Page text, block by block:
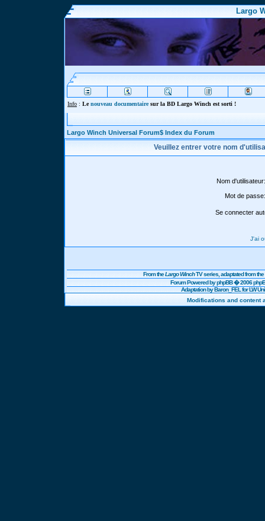
Largo
Info : Lenouveau documentairesur la BD Largo Winch est sorti !
Largo Winch Universal Forum$ Index du Forum
Veuillez entrer votre nom
Nom d'utilisateur:
Mot de passe:
Se connecter
J'ai
From theLargo WinchTV series, adaptated from
Forum Powered byphpBB� 2006
Adaptation by Baron_FEL for LW
Modifications and content